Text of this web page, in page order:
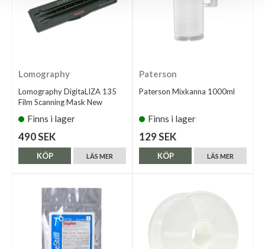
Lomography
Lomography DigitaLIZA 135
Film Scanning Mask New
Finns i lager
490 SEK
LÄS MER
KÖP
Paterson
Paterson Mixkanna 1000ml
Finns i lager
129 SEK
LÄS MER
KÖP